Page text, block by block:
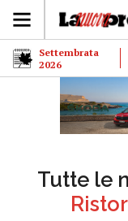
Settembrata
2026
Tutte le